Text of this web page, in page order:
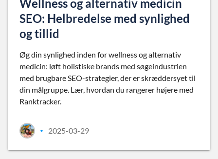
Wellness og alternativ medicin
SEO: Helbredelse med synlighed
og tillid
Øg din synlighed inden for wellness og alternativ
medicin: løft holistiske brands med søgeindustrien
med brugbare SEO-strategier, der er skræddersyet til
din målgruppe. Lær, hvordan du rangerer højere med
Ranktracker.
• 2025-03-29